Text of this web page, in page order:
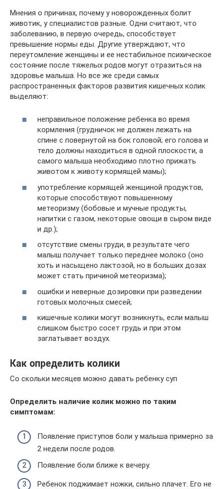
Мнения о причинах, почему у новорожденных болит
животик, у специалистов разные. Одни считают, что
заболеванию, в первую очередь, способствует
превышение нормы еды. Другие утверждают, что
переутомление женщины и ее нестабильное психическое
состояние после тяжелых родов могут отразиться на
здоровье малыша. Но все же среди самых
распространенных факторов развития кишечных колик
выделяют:
неправильное положение ребенка во время
кормления (грудничок не должен лежать на
спине с повернутой на бок головой; его голова и
тело должны находиться в одной плоскости, а
самого малыша необходимо плотно прижать
животом к животу кормящей мамы);
употребление кормящей женщиной продуктов,
которые способствуют повышенному
метеоризму (бобовые и мучные продукты,
напитки с газом, некоторые овощи в сыром виде
и др.);
отсутствие смены груди, в результате чего
малыш получает только переднее молоко (оно
хоть и насыщено лактозой, но в больших дозах
может стать причиной метеоризма);
ошибки и неверные дозировки при разведении
готовых молочных смесей;
кишечные колики могут возникнуть, если малыш
слишком быстро сосет грудь и при этом
заглатывает воздух.
Как определить колики
Со скольки месяцев можно давать ребенку суп
Определить наличие колик можно по таким
симптомам:
Появление приступов боли у малыша примерно за
2 недели после родов.
Появление боли ближе к вечеру.
Ребенок поджимает ножки, сильно плачет. Его не